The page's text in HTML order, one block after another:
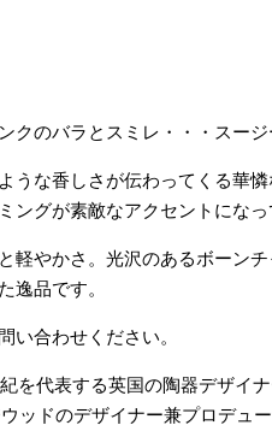
クのバラとスミレ・・・スー
うな香しさが伝わってくる華
ングが素敵なアクセントになっ
軽やかさ。光沢のあるボーン
逸品です。
い合わせください。
を代表する英国の陶器デザイ
ッドのデザイナー兼プロデュ